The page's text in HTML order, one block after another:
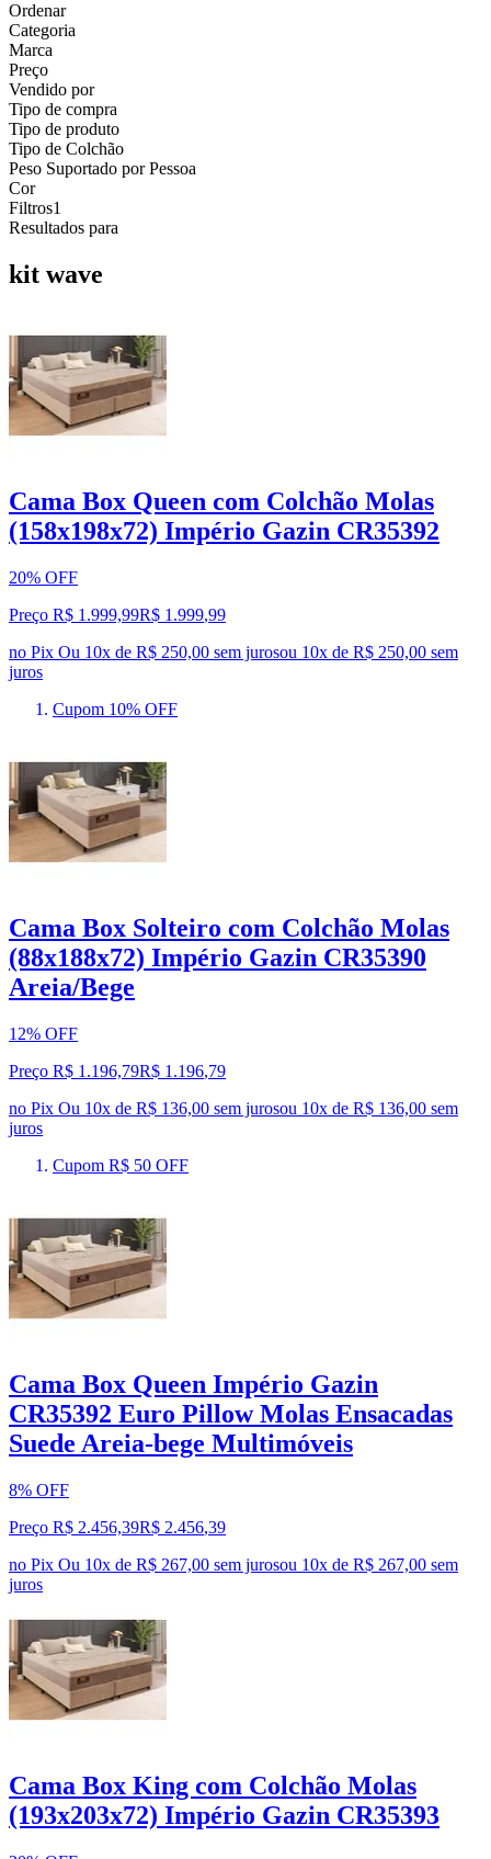
Ordenar
Categoria
Marca
Preço
Vendido por
Tipo de compra
Tipo de produto
Tipo de Colchão
Peso Suportado por Pessoa
Cor
Filtros1
Resultados para
kit wave
Cama Box Queen com Colchão Molas
(158x198x72) Império Gazin CR35392
20% OFF
Preço R$ 1.999,99R$ 1.999,99
no Pix Ou 10x de R$ 250,00 sem jurosou 10x de R$ 250,00 sem
juros
Cupom 10% OFF
Cama Box Solteiro com Colchão Molas
(88x188x72) Império Gazin CR35390
Areia/Bege
12% OFF
Preço R$ 1.196,79R$ 1.196,79
no Pix Ou 10x de R$ 136,00 sem jurosou 10x de R$ 136,00 sem
juros
Cupom R$ 50 OFF
Cama Box Queen Império Gazin
CR35392 Euro Pillow Molas Ensacadas
Suede Areia-bege Multimóveis
8% OFF
Preço R$ 2.456,39R$ 2.456,39
no Pix Ou 10x de R$ 267,00 sem jurosou 10x de R$ 267,00 sem
juros
Cama Box King com Colchão Molas
(193x203x72) Império Gazin CR35393